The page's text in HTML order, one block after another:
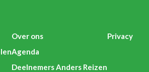
Over ons
Agenda
Deelnemers Anders Reizen
Privacy